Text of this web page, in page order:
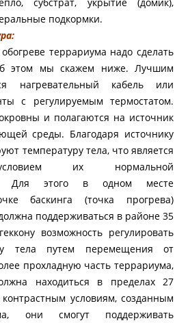
подкормки.
террариума надо сделать
этом мы скажем ниже. Лучшим
нагревательный кабель или
с регулируемым термостатом.
и полагаются на источник
среды. Благодаря источнику
температуру тела, что является
их нормальной
Для этого в одном месте
баскинга (точка прогрева)
поддерживаться в районе 35
возможность регулировать
тела путем перемещения от
прохладную часть террариума,
находиться в пределах 27
контрастным условиям, созданным
они смогут поддерживать